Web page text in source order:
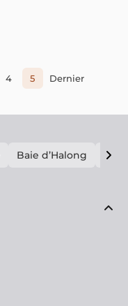
4 5 Dernier
Baie d’Halong E